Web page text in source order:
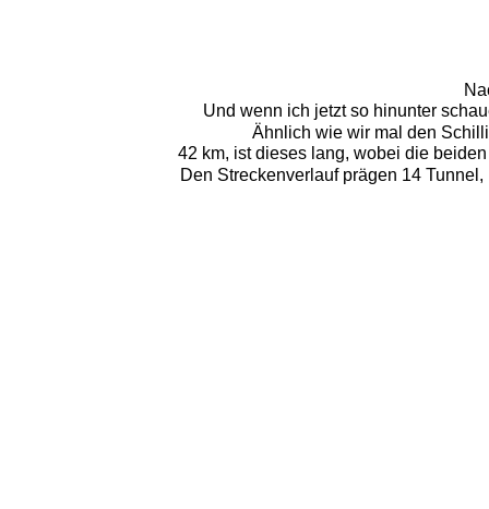
Und wenn ich jetzt so hinunter
Ähnlich wie wir mal den
42 km, ist dieses lang, wobei die
Den Streckenverlauf prägen 14